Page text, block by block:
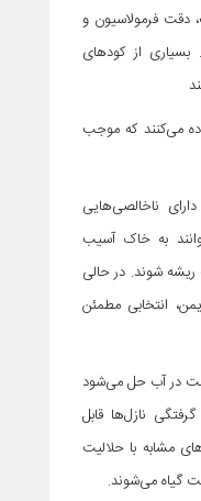
فرمولاسیون و
بسیاری از کودهای
می‌کنند که موجب
ناخالصی‌هایی
به خاک آسیب
شوند. در حالی
انتخابی مطمئن
در آب حل می‌شود
نازل‌ها قابل
مشابه با حلالیت
گیاه می‌شوند.